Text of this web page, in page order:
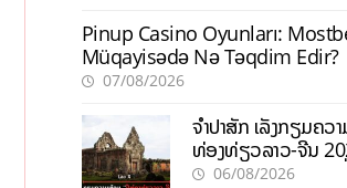
Pinup Casino Oyunları:
Müqayisədə Nə Təqdim Edir?
07/08/2026
ຈຳປາສັກ ເລັ່ງກຽມຄວ
ທ່ອງທ່ຽວລາວ-ຈີນ
ກະຕຸ້ນເສດຖະກິດທ້ອງຖິ່ນ
06/08/2026